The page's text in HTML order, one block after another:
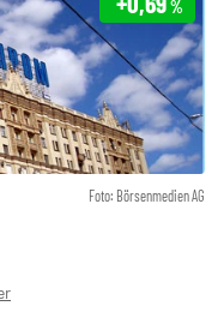
Foto: Börsenmedien AG
%